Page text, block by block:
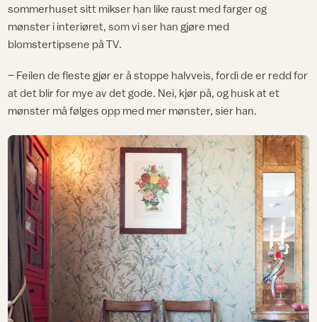
sommerhuset sitt mikser han like raust med farger og
mønster i interiøret, som vi ser han gjøre med
blomstertipsene på TV.
– Feilen de fleste gjør er å stoppe halvveis, fordi de er redd for
at det blir for mye av det gode. Nei, kjør på, og husk at et
mønster må følges opp med mer mønster, sier han.